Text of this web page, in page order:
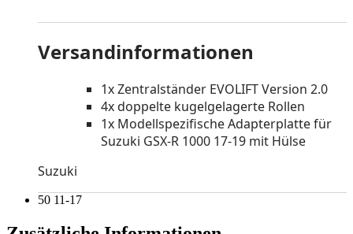
Versandinformationen
1x Zentralständer EVOLIFT Version 2.0
4x doppelte kugelgelagerte Rollen
1x Modellspezifische Adapterplatte für
Suzuki GSX-R 1000 17-19 mit Hülse
Suzuki
50 11-17